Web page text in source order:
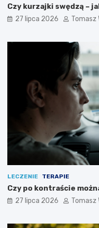
Czy kurzajki swędzą –
27 lipca 2026 Tomasz
LECZENIE TERAPIE
Czy po kontraście
27 lipca 2026 Tomasz